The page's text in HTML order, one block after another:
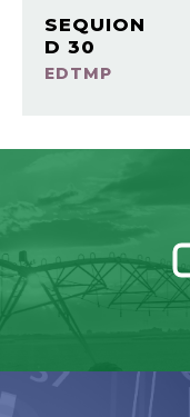
SEQUION
D 30
EDTMP